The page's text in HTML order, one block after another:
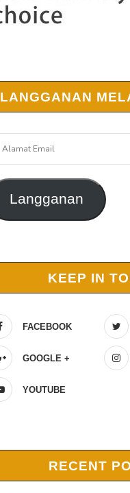
LANGGANAN
Langganan
KEEP IN
FACEBOOK
GOOGLE +
YOUTUBE
RECENT